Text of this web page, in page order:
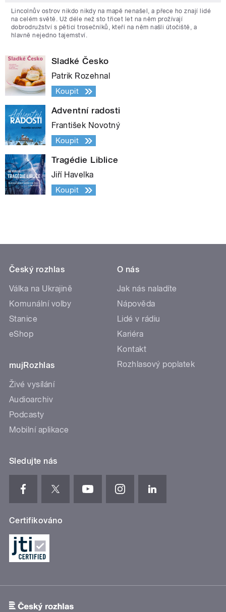
Lincolnův ostrov nikdo nikdy na mapě nenašel, a přece ho znají lidé
na celém světě. Už déle než sto třicet let na něm prožívají
dobrodružství s pěticí trosečníků, kteří na něm našli útočiště, a
hlavně nejedno tajemství.
Sladké Česko
Patrik Rozehnal
Koupit
Adventní radosti
František Novotný
Koupit
Tragédie Liblice
Jiří Havelka
Koupit
Český rozhlas
Válka na Ukrajině
Komunální volby
Stanice
eShop
mujRozhlas
Živé vysílání
Audioarchiv
Podcasty
Mobilní aplikace
O nás
Jak nás naladíte
Nápověda
Lidé v rádiu
Kariéra
Kontakt
Rozhlasový poplatek
Sledujte nás
Certifikováno